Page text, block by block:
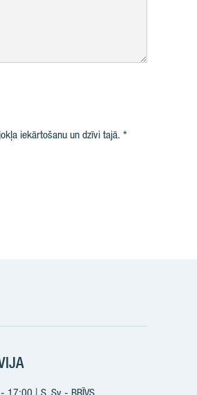
iekārtošanu un dzīvi tajā.